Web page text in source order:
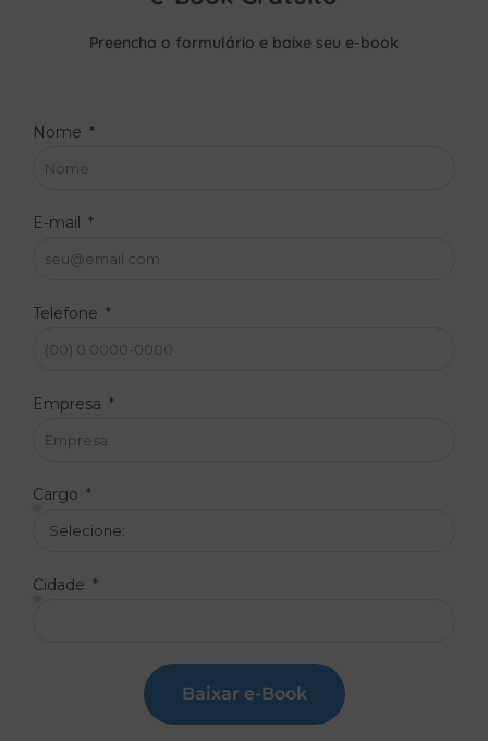
Preencha o formulário e baixe seu e-book
Nome
E-mail
Telefone
Empresa
Cargo
Cidade
Baixar e-Book